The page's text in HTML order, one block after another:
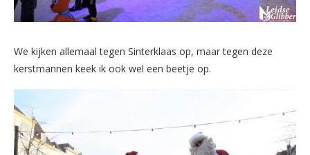
We kijken allemaal tegen Sinterklaas op, maar tegen deze
kerstmannen keek ik ook wel een beetje op.